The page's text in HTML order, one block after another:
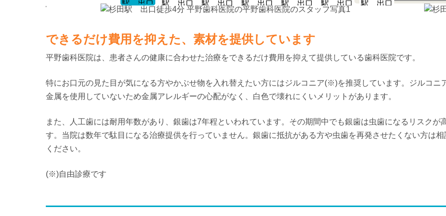
できるだけ費用を抑えた、素材を提供しています
平野歯科医院は、患者さんの健康に合わせた治療をできるだけ費用を抑えて提供している歯科医院です。
特にお口元の見た目が気になる方やかぶせ物を入れ替えたい方にはジルコニア(※)を推奨しています。ジルコニ
金属を使用していないため金属アレルギーの心配がなく、白色で壊れにくいメリットがあります。
また、人工歯には耐用年数があり、銀歯は7年程といわれています。その期間中でも銀歯は虫歯になるリスクが
す。当院は数年で駄目になる治療提供を行っていません。銀歯に抵抗がある方や虫歯を再発させたくない方は相
ください。
(※)自由診療です